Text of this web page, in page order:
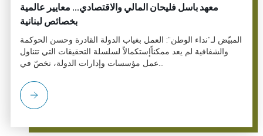
معهد باسل فليحان المالي والاقتصادي... معايير عالمية
بخصائص لبنانية
المبيّض لـ”نداء الوطن”: العمل بغياب الدولة القادرة وحسن الحوكمة
والشفافية لم يعد ممكناًإستكمالاً لسلسلة التحقيقات التي تتناول
عمل مؤسسات وإدارات الدولة، نخصّ في...